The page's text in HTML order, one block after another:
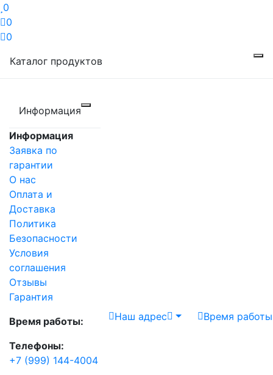
0
0
0
Каталог продуктов
Информация
Информация
Заявка по
гарантии
О нас
Оплата и
Доставка
Политика
Безопасности
Условия
соглашения
Отзывы
Гарантия
Время работы:
Телефоны:
+7 (999) 144-4004
Наш адрес Время работы